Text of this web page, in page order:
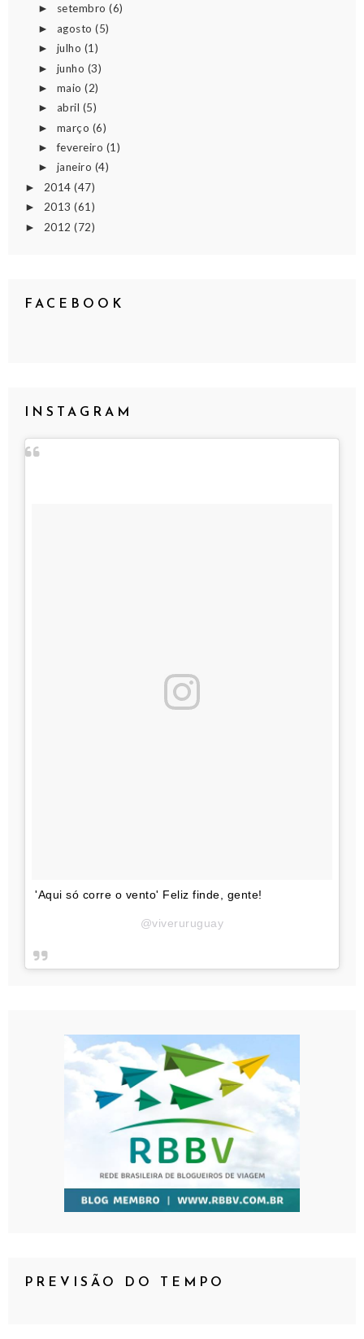
► setembro(6)
► agosto(5)
► julho (1)
► junho (3)
► maio(2)
► abril (5)
► março (6)
►fevereiro (1)
► janeiro (4)
► 2014 (47)
► 2013 (61)
► 2012 (72)
FACEBOOK
INSTAGRAM
'Aqui só corre o vento' Feliz finde, gente!
@viveruruguay
PREVISÃO DO TEMPO